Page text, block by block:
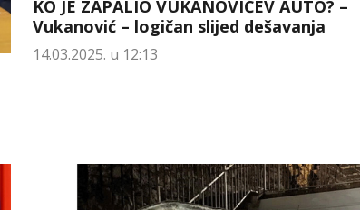
KO JE ZAPALIO VUKANOVIĆEV AUTO? –
Vukanović – logičan slijed dešavanja
14.03.2025. u 12:13